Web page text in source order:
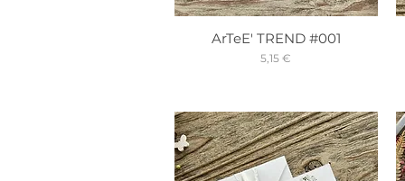
ArTeE' TREND #001
Prix
5,15 €